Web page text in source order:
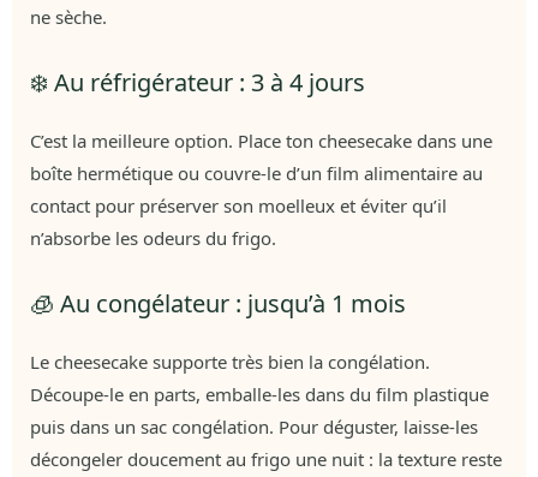
ne sèche.
❄️ Au réfrigérateur : 3 à 4 jours
C’est la meilleure option. Place ton cheesecake dans une
boîte hermétique ou couvre-le d’un film alimentaire au
contact pour préserver son moelleux et éviter qu’il
n’absorbe les odeurs du frigo.
🧊 Au congélateur : jusqu’à 1 mois
Le cheesecake supporte très bien la congélation.
Découpe-le en parts, emballe-les dans du film plastique
puis dans un sac congélation. Pour déguster, laisse-les
décongeler doucement au frigo une nuit : la texture reste